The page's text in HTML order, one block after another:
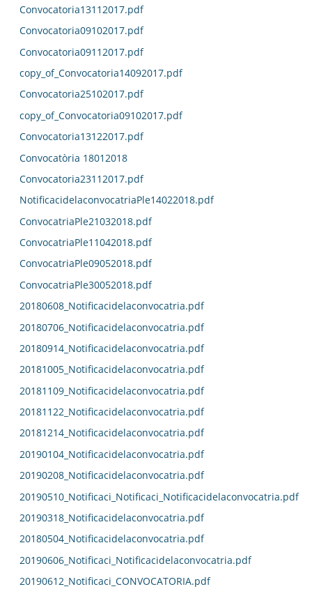
Convocatoria13112017.pdf
Convocatoria09102017.pdf
Convocatoria09112017.pdf
copy_of_Convocatoria14092017.pdf
Convocatoria25102017.pdf
copy_of_Convocatoria09102017.pdf
Convocatoria13122017.pdf
Convocatòria 18012018
Convocatoria23112017.pdf
NotificacidelaconvocatriaPle14022018.pdf
ConvocatriaPle21032018.pdf
ConvocatriaPle11042018.pdf
ConvocatriaPle09052018.pdf
ConvocatriaPle30052018.pdf
20180608_Notificacidelaconvocatria.pdf
20180706_Notificacidelaconvocatria.pdf
20180914_Notificacidelaconvocatria.pdf
20181005_Notificacidelaconvocatria.pdf
20181109_Notificacidelaconvocatria.pdf
20181122_Notificacidelaconvocatria.pdf
20181214_Notificacidelaconvocatria.pdf
20190104_Notificacidelaconvocatria.pdf
20190208_Notificacidelaconvocatria.pdf
20190510_Notificaci_Notificaci_Notificacidelaconvocatria.pdf
20190318_Notificacidelaconvocatria.pdf
20180504_Notificacidelaconvocatria.pdf
20190606_Notificaci_Notificacidelaconvocatria.pdf
20190612_Notificaci_CONVOCATORIA.pdf